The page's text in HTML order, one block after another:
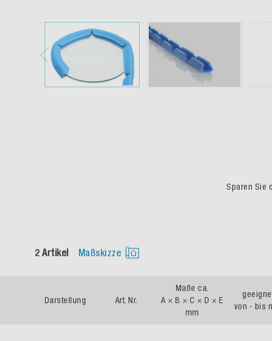
Sparen Sie
2 Artikel Maßskizze
Darstellung Art. Nr.
Maße ca.
A × B × C × D × E
mm
von - bis